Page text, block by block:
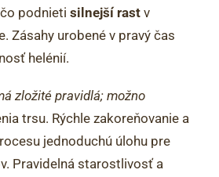
podnieti silnejší rast v
Zásahy urobené v pravý čas
helénií.
zložité pravidlá; možno
trsu. Rýchle zakoreňovanie a
jednoduchú úlohu pre
Pravidelná starostlivosť a